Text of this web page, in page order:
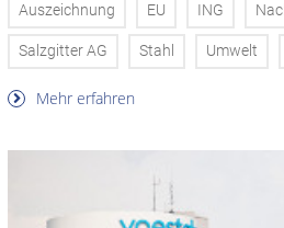
Auszeichnung EU ING
Salzgitter AG Stahl Umwelt
Mehr erfahren